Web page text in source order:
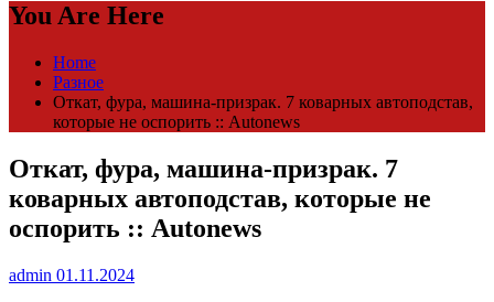
You Are Here
Home
Разное
Откат, фура, машина-призрак. 7 коварных автоподстав,
которые не оспорить :: Autonews
Откат, фура, машина-призрак. 7
коварных автоподстав, которые не
оспорить :: Autonews
admin 01.11.2024